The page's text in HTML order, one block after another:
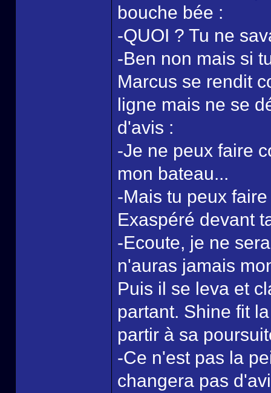
bouche bée :
-QUOI ? Tu ne
-Ben non mais si
Marcus se rendit
ligne mais ne se
d'avis :
-Je ne peux faire
mon bateau...
-Mais tu peux
Exaspéré devant
-Ecoute, je ne
n'auras jamais
Puis il se leva et
partant. Shine fit
partir à sa
-Ce n'est pas la
changera pas